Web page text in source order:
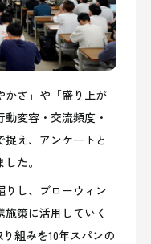
かさ」や「盛り上が
変容・交流頻度・
え、アンケートと
た。
りし、ブローウィン
策に活用していく
組みを10年スパンの